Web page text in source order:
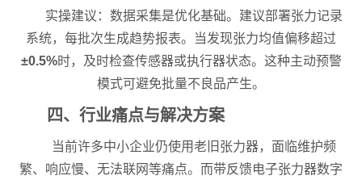
实操建议：数据采集是优化基础。建议部署张力记录
系统，每批次生成趋势报表。当发现张力均值偏移超过
±0.5%时，及时检查传感器或执行器状态。这种主动预警
模式可避免批量不良品产生。
四、行业痛点与解决方案
当前许多中小企业仍使用老旧张力器，面临维护频
繁、响应慢、无法联网等痛点。而带反馈电子张力器数字